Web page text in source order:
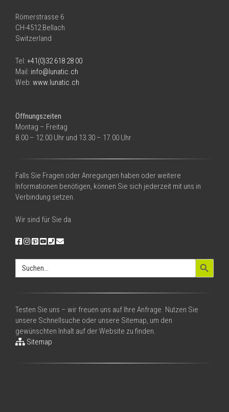
Römerstrasse 6
CH-4512 Bellach
Switzerland
Tel: +41(0)32 618 28 00
Mail: info@lunatic.ch
Web: www.lunatic.ch
Öffnungszeiten
Montag – Freitag
8.00 – 12.00 Uhr und 13.30 – 17.00 Uhr
Falls Sie Fragen oder Anregungen haben oder weitere
Informationen benötigen, können Sie sich jederzeit mit uns in
Verbindung setzen.
Wir sind für Sie da.
Search
for:
Search Button
Testen Sie uns – wir freuen uns auf Ihre Anfrage. Nutzen Sie
unsere Schnellsuche oder unsere Sitemap, um den
gewünschten Inhalt auf der Website zu finden.
Sitemap